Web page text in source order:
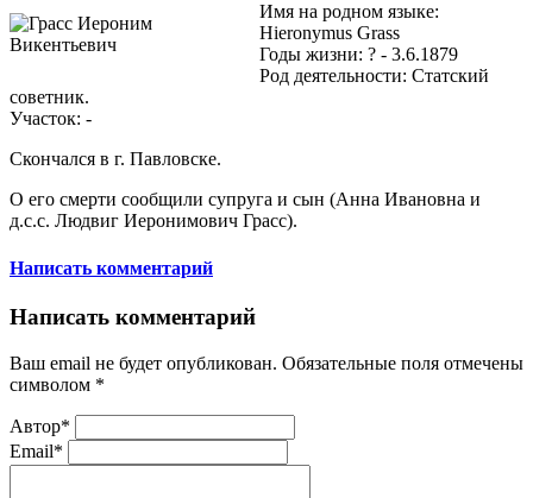
Имя на родном языке:
Hieronymus Grass
Годы жизни: ? - 3.6.1879
Род деятельности: Статский
советник.
Участок: -
Скончался в г. Павловске.
О его смерти сообщили супруга и сын (Анна Ивановна и
д.с.с. Людвиг Иеронимович Грасс).
Написать комментарий
Написать комментарий
Ваш email не будет опубликован. Обязательные поля отмечены
символом *
Автор*
Email*